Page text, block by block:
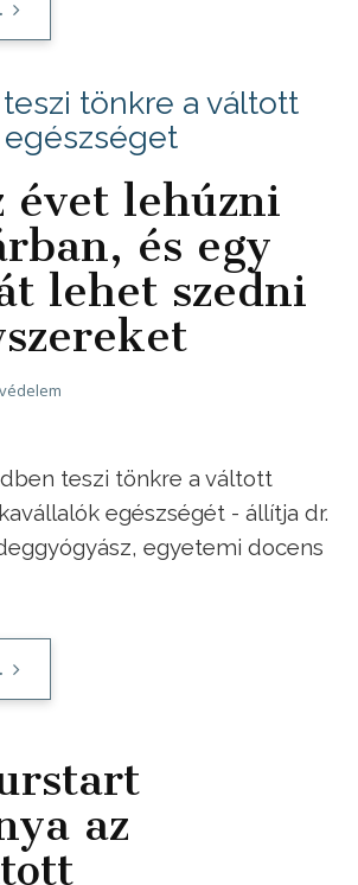
tönkre a váltott
egészséget
évet lehúzni
és egy
lehet szedni
teszi tönkre a váltott
egészségét - állítja dr.
egyetemi docens
az